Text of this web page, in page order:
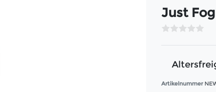
Just
Artikelnummer